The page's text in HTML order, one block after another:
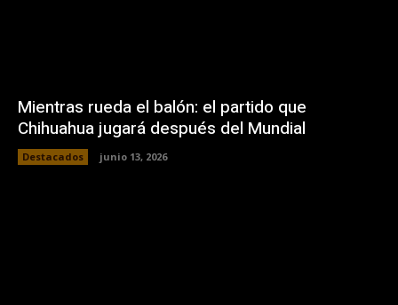
Mientras rueda el balón: el partido que
Chihuahua jugará después del Mundial
Destacados junio 13, 2026